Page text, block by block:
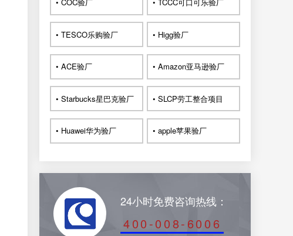
• TESCO乐购验厂 • Higg验厂
• ACE验厂 • Amazon亚马逊验厂
• Starbucks星巴克验厂 • SLCP劳工整合项目
• Huawei华为验厂 • apple苹果验厂
24小时免费咨询热线：
400-008-6006